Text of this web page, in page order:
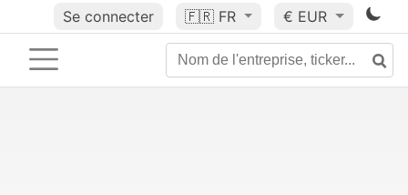
Se connecter 🇫🇷 FR € EUR